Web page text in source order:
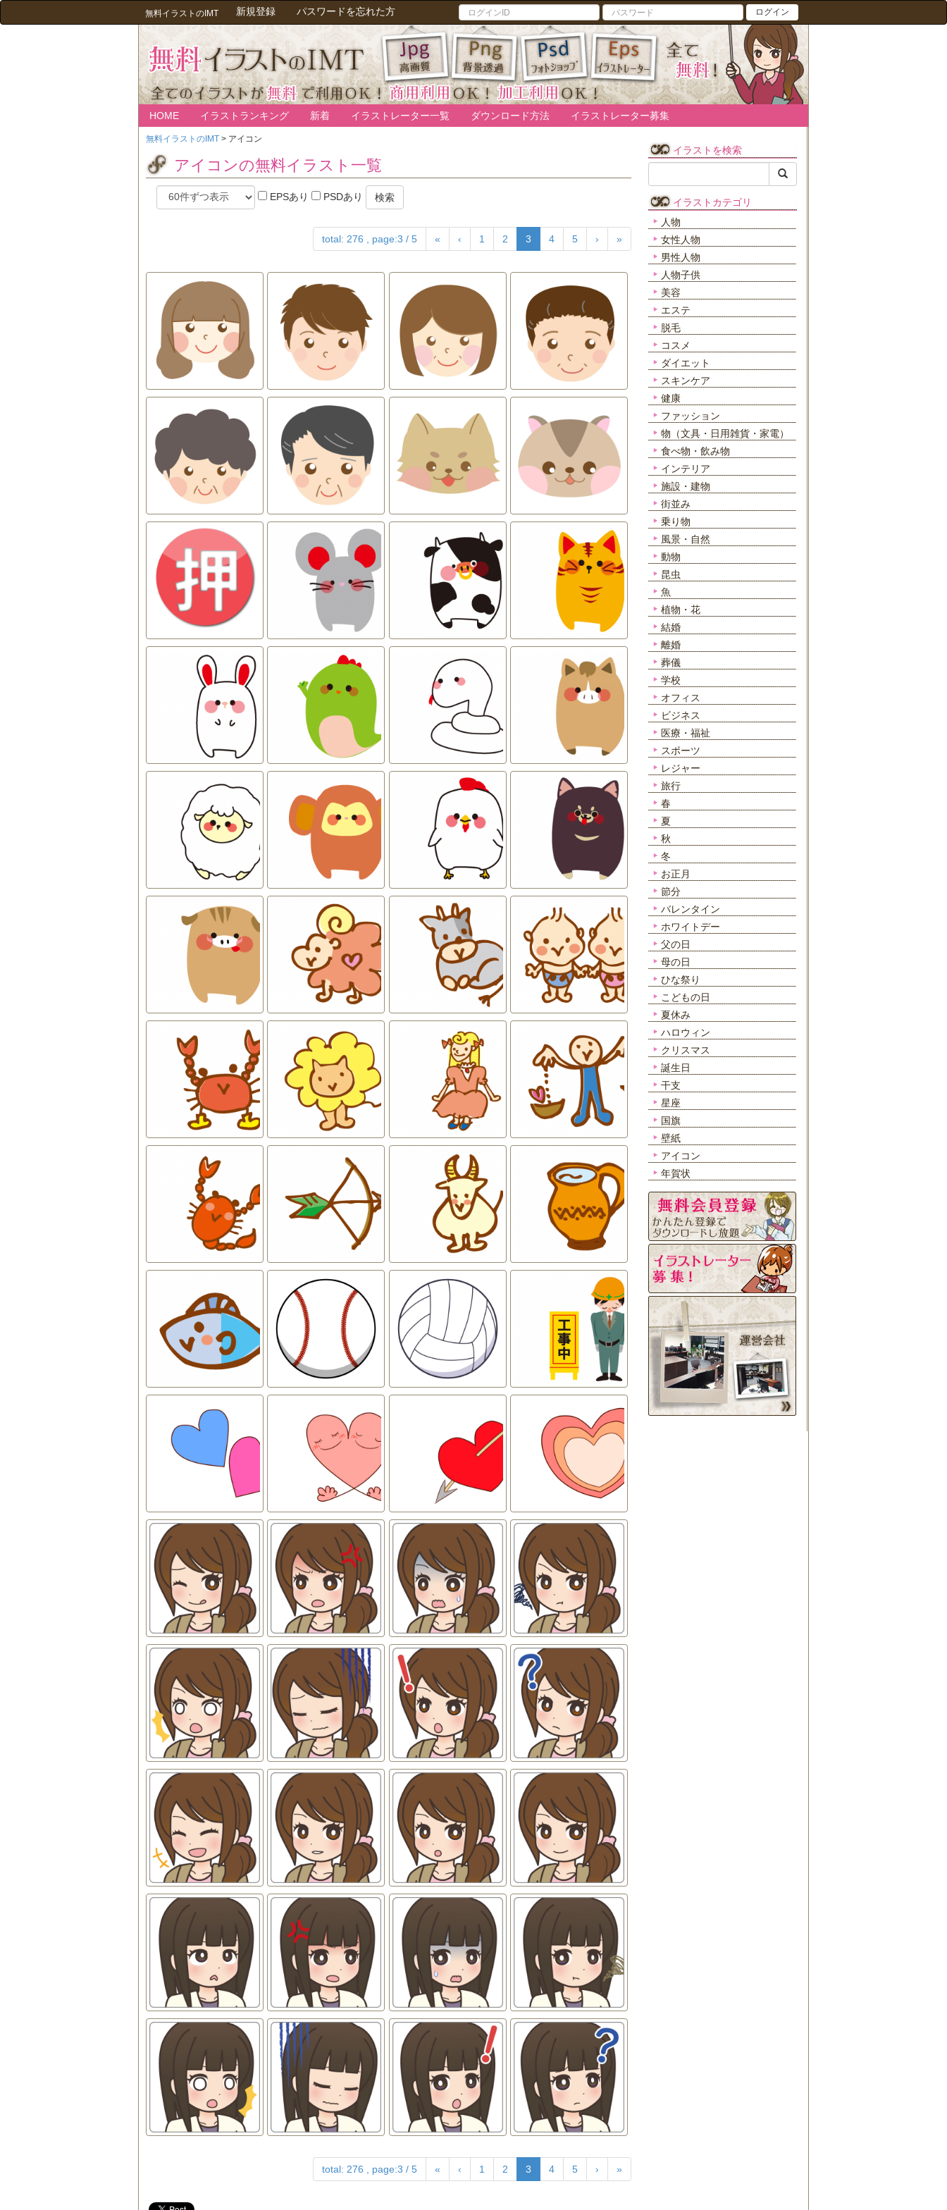
無料イラストのIMT 新規登録 パスワードを忘れた方 ログイン
HOME イラストランキング 新着 イラストレーター一覧 ダウンロード方法 イラストレーター募集
無料イラストのIMT > アイコン
アイコンの無料イラスト一覧
EPSあり PSDあり 検索
total: 276 , page:3 / 5 « ‹ 1 2 3 4 5 › »
total: 276 , page:3 / 5 « ‹ 1 2 3 4 5 › »
イラストを検索
イラストカテゴリ
人物
女性人物
男性人物
人物子供
美容
エステ
脱毛
コスメ
ダイエット
スキンケア
健康
ファッション
物（文具・日用雑貨・家電）
食べ物・飲み物
インテリア
施設・建物
街並み
乗り物
風景・自然
動物
昆虫
魚
植物・花
結婚
離婚
葬儀
学校
オフィス
ビジネス
医療・福祉
スポーツ
レジャー
旅行
春
夏
秋
冬
お正月
節分
バレンタイン
ホワイトデー
父の日
母の日
ひな祭り
こどもの日
夏休み
ハロウィン
クリスマス
誕生日
干支
星座
国旗
壁紙
アイコン
年賀状